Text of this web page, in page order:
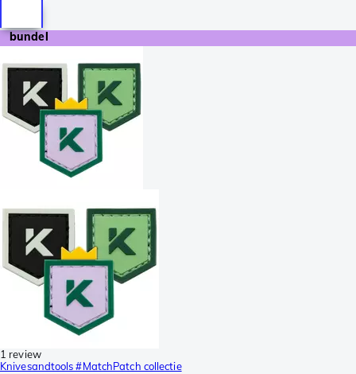
bundel
1 review
Knivesandtools #MatchPatch collectie